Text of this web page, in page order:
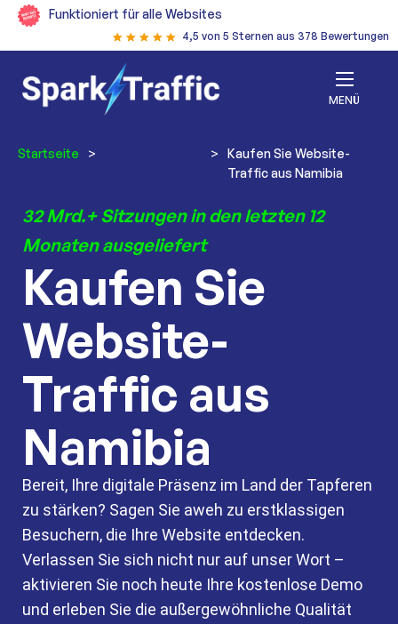
Funktioniert für alle Websites
4,5 von 5 Sternen aus 378 Bewertungen
MENÜ
Startseite > >
Kaufen Sie Website-
Traffic aus Namibia
32 Mrd.+ Sitzungen in den letzten 12
Monaten ausgeliefert
Kaufen Sie
Website-
Traffic aus
Namibia
Bereit, Ihre digitale Präsenz im Land der Tapferen
zu stärken? Sagen Sie aweh zu erstklassigen
Besuchern, die Ihre Website entdecken.
Verlassen Sie sich nicht nur auf unser Wort –
aktivieren Sie noch heute Ihre kostenlose Demo
und erleben Sie die außergewöhnliche Qualität